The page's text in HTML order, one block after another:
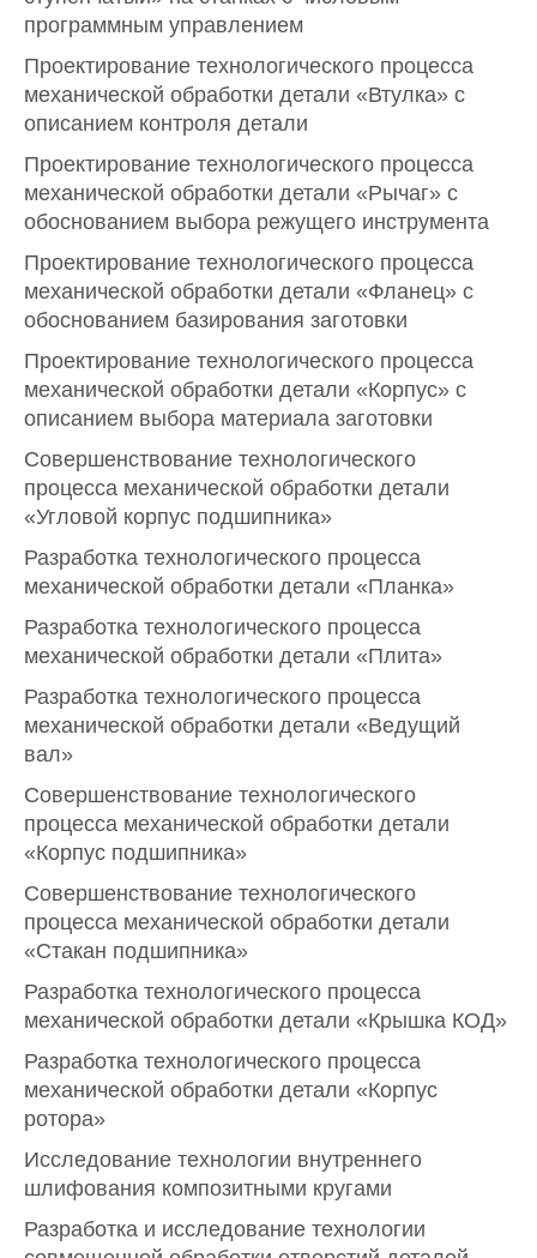
программным управлением
Проектирование технологического процесса
механической обработки детали «Втулка» с
описанием контроля детали
Проектирование технологического процесса
механической обработки детали «Рычаг» с
обоснованием выбора режущего инструмента
Проектирование технологического процесса
механической обработки детали «Фланец» с
обоснованием базирования заготовки
Проектирование технологического процесса
механической обработки детали «Корпус» с
описанием выбора материала заготовки
Совершенствование технологического
процесса механической обработки детали
«Угловой корпус подшипника»
Разработка технологического процесса
механической обработки детали «Планка»
Разработка технологического процесса
механической обработки детали «Плита»
Разработка технологического процесса
механической обработки детали «Ведущий
вал»
Совершенствование технологического
процесса механической обработки детали
«Корпус подшипника»
Совершенствование технологического
процесса механической обработки детали
«Стакан подшипника»
Разработка технологического процесса
механической обработки детали «Крышка КОД»
Разработка технологического процесса
механической обработки детали «Корпус
ротора»
Исследование технологии внутреннего
шлифования композитными кругами
Разработка и исследование технологии